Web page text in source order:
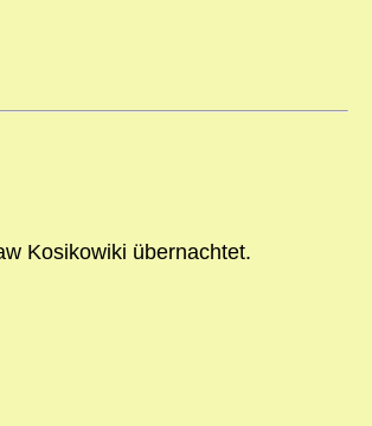
Kosikowiki übernachtet.